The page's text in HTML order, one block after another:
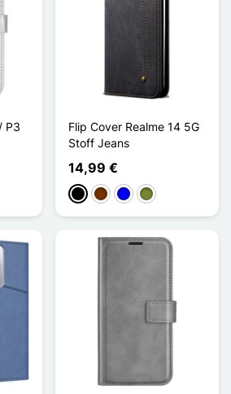
P3
Flip Cover Realme 14 5G
Stoff Jeans
14,99 €
Schwarz
KaffeeBlauKhaki